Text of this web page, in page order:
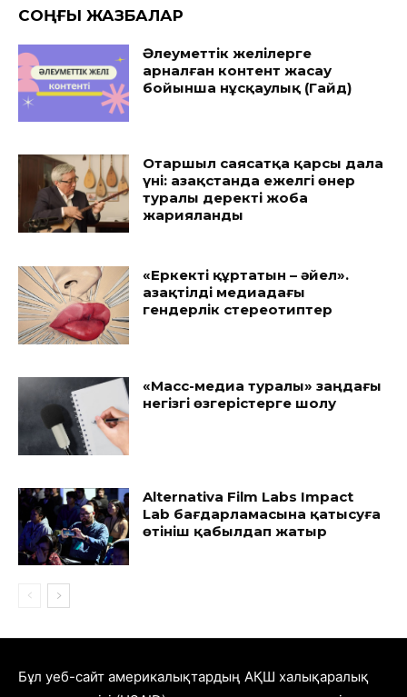
CОҢҒЫ ЖАЗБАЛАР
Әлеуметтік желілерге
арналған контент жасау
бойынша нұсқаулық (Гайд)
Отаршыл саясатқа қарсы дала
үні: Қазақстанда ежелгі өнер
туралы деректі жоба
жарияланды
«Еркекті құртатын – әйел».
Қазақтілді медиадағы
гендерлік стереотиптер
«Масс-медиа туралы» заңдағы
негізгі өзгерістерге шолу
Alternativa Film Labs Impact
Lab бағдарламасына қатысуға
өтініш қабылдап жатыр
Бұл уеб-сайт америкалықтардың АҚШ халықаралық